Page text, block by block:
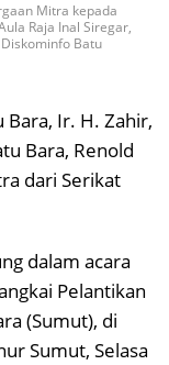
Mitra kepada
Raja Inal Siregar,
Batu
Bara, Ir. H. Zahir,
Bara, Renold
dari Serikat
dalam acara
Pelantikan
(Sumut), di
Sumut, Selasa